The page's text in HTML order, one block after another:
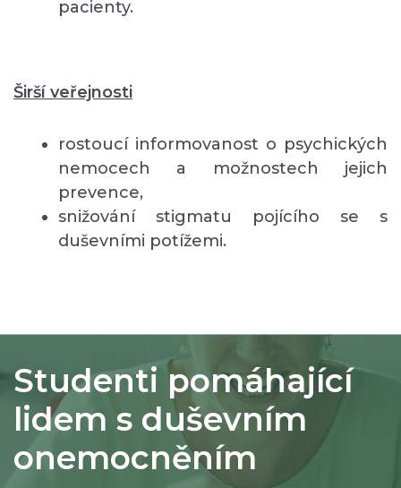
pacienty.
Širší veřejnosti
rostoucí informovanost o psychických
nemocech a možnostech jejich
prevence,
snižování stigmatu pojícího se s
duševními potížemi.
Studenti pomáhající
lidem s duševním
onemocněním